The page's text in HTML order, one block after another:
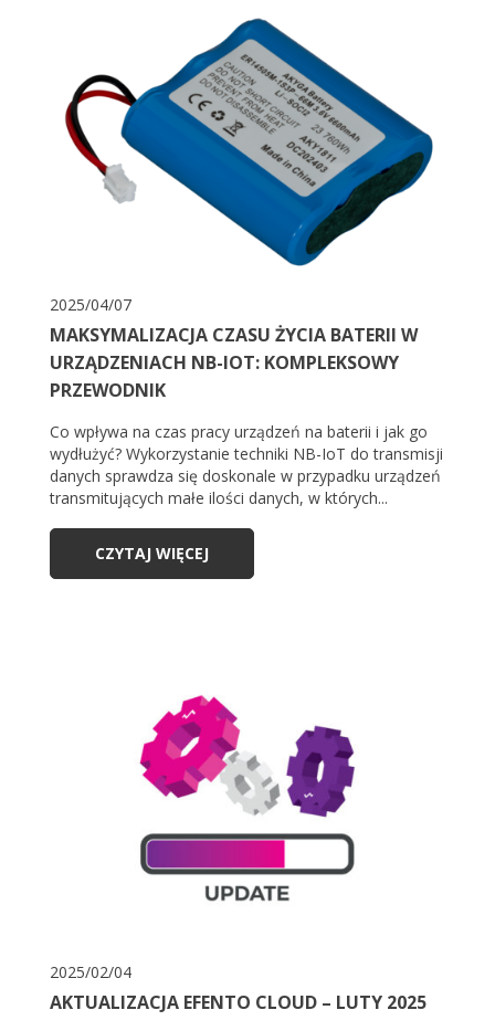
2025/04/07
MAKSYMALIZACJA CZASU ŻYCIA BATERII W
URZĄDZENIACH NB-IOT: KOMPLEKSOWY
PRZEWODNIK
Co wpływa na czas pracy urządzeń na baterii i jak go
wydłużyć? Wykorzystanie techniki NB-IoT do transmisji
danych sprawdza się doskonale w przypadku urządzeń
transmitujących małe ilości danych, w których...
CZYTAJ WIĘCEJ
2025/02/04
AKTUALIZACJA EFENTO CLOUD – LUTY 2025